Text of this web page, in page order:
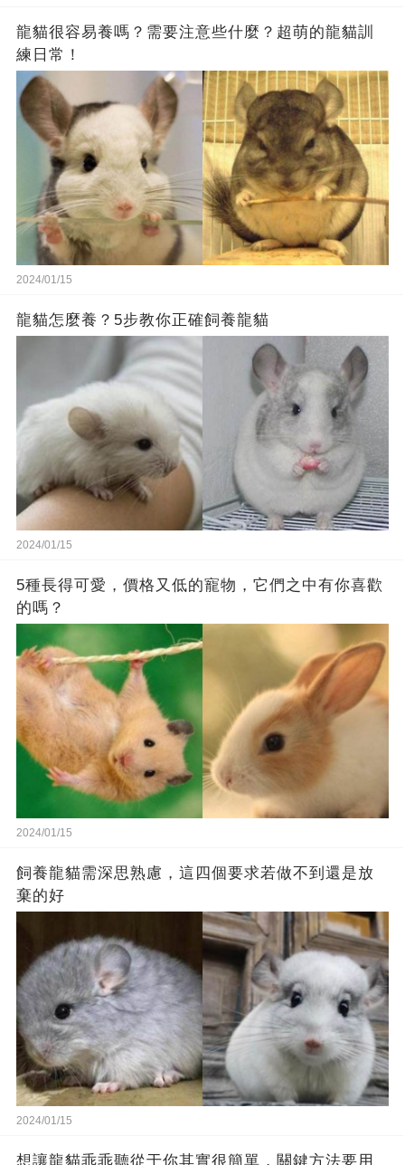
龍貓很容易養嗎？需要注意些什麼？超萌的龍貓訓
練日常！
2024/01/15
龍貓怎麼養？5步教你正確飼養龍貓
2024/01/15
5種長得可愛，價格又低的寵物，它們之中有你喜歡
的嗎？
2024/01/15
飼養龍貓需深思熟慮，這四個要求若做不到還是放
棄的好
2024/01/15
想讓龍貓乖乖聽從于你其實很簡單，關鍵方法要用